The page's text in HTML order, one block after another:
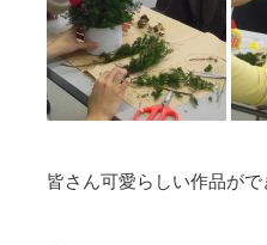
皆さん可愛らしい作品が